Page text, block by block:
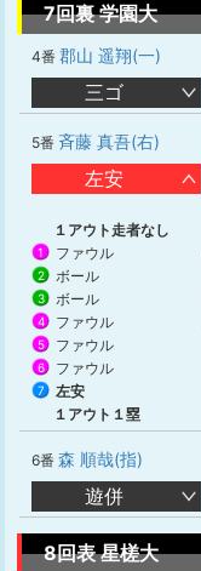
7回裏 学園大
4番 郡山 遥翔(一)
三ゴ
5番 斉藤 真吾(右)
左安
１アウト走者なし
1 ファウル
2 ボール
3 ボール
4 ファウル
5 ファウル
6 ファウル
7
左安
１アウト１塁
6番 森 順哉(指)
遊併
8回表 星槎大